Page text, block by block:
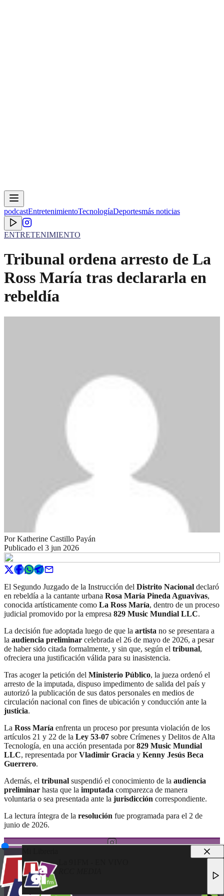
podcastEntretenimientoTecnologíaDeportesmás noticias
ENTRETENIMIENTO
Tribunal ordena arresto de La
Ross María tras declararla en
rebeldía
PorKatherine Castillo Payán
Publicado el 3 jun 2026
El Segundo Juzgado de la Instrucción del Distrito Nacional declaró
en rebeldía a la cantante urbana Rosa María Pineda Aguavivas,
conocida artísticamente como La Ross María, dentro de un proceso
judicial promovido por la empresa 829 Music Mundial LLC.
La decisión fue adoptada luego de que la artista no se presentara a
la audiencia preliminar celebrada el 26 de mayo de 2026, a pesar
de haber sido citada formalmente, y sin que, según el tribunal,
ofreciera una justificación válida para su inasistencia.
Tras acoger la petición del Ministerio Público, la jueza ordenó el
arresto de la imputada, dispuso impedimento de salida del país y
autorizó la publicación de sus datos personales en medios de
circulación nacional con fines de ubicación y conducción ante la
justicia.
La Ross María enfrenta un proceso por presunta violación de los
artículos 21 y 22 de la Ley 53-07 sobre Crímenes y Delitos de Alta
Tecnología, en una acción presentada por829 Music Mundial
LLC, representada porVladimir Gracia y Kenny Jesús Beca
Guerrero.
Además, el tribunal suspendió el conocimiento de la audiencia
preliminar hasta que la imputada comparezca de manera
voluntaria o sea presentada ante la jurisdicción correspondiente.
La lectura íntegra de la resolución fue programada para el 2 de
junio de 2026.
TODOS LOS DERECHOS RESERVADOS